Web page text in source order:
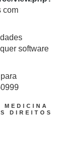
com
software
MEDICINA
DIREITOS